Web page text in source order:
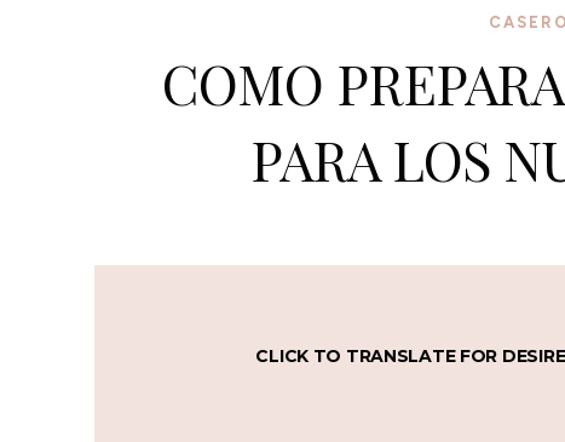
CASERO
COMO
PARA LOS
CLICK TO TRANSLATE FOR